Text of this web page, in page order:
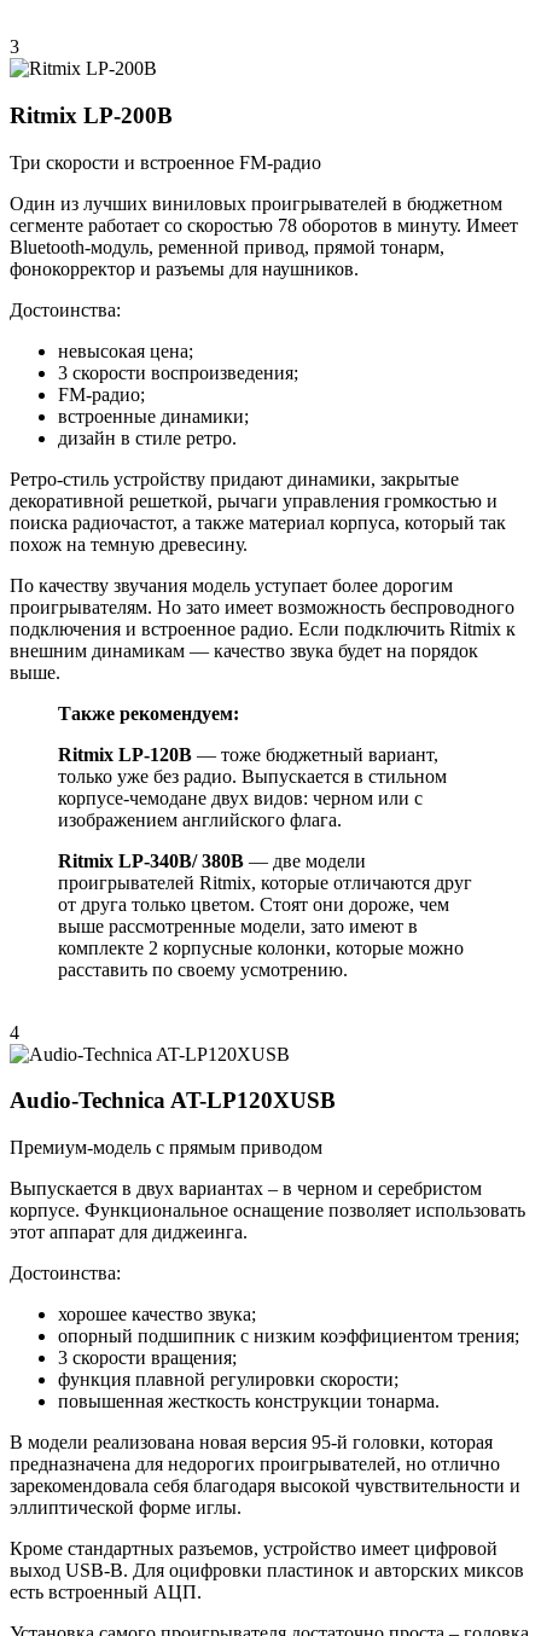
3
Ritmix LP-200B
Три скорости и встроенное FM-радио
Один из лучших виниловых проигрывателей в бюджетном
сегменте работает со скоростью 78 оборотов в минуту. Имеет
Bluetooth-модуль, ременной привод, прямой тонарм,
фонокорректор и разъемы для наушников.
Достоинства:
невысокая цена;
3 скорости воспроизведения;
FM-радио;
встроенные динамики;
дизайн в стиле ретро.
Ретро-стиль устройству придают динамики, закрытые
декоративной решеткой, рычаги управления громкостью и
поиска радиочастот, а также материал корпуса, который так
похож на темную древесину.
По качеству звучания модель уступает более дорогим
проигрывателям. Но зато имеет возможность беспроводного
подключения и встроенное радио. Если подключить Ritmix к
внешним динамикам — качество звука будет на порядок
выше.
Также рекомендуем:
Ritmix LP-120B — тоже бюджетный вариант,
только уже без радио. Выпускается в стильном
корпусе-чемодане двух видов: черном или с
изображением английского флага.
Ritmix LP-340B/ 380B — две модели
проигрывателей Ritmix, которые отличаются друг
от друга только цветом. Стоят они дороже, чем
выше рассмотренные модели, зато имеют в
комплекте 2 корпусные колонки, которые можно
расставить по своему усмотрению.
4
Audio-Technica AT-LP120XUSB
Премиум-модель с прямым приводом
Выпускается в двух вариантах – в черном и серебристом
корпусе. Функциональное оснащение позволяет использовать
этот аппарат для диджеинга.
Достоинства:
хорошее качество звука;
опорный подшипник с низким коэффициентом трения;
3 скорости вращения;
функция плавной регулировки скорости;
повышенная жесткость конструкции тонарма.
В модели реализована новая версия 95-й головки, которая
предназначена для недорогих проигрывателей, но отлично
зарекомендовала себя благодаря высокой чувствительности и
эллиптической форме иглы.
Кроме стандартных разъемов, устройство имеет цифровой
выход USB-B. Для оцифровки пластинок и авторских миксов
есть встроенный АЦП.